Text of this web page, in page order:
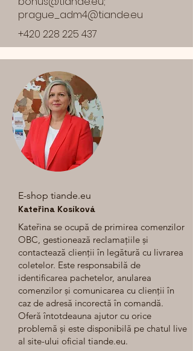
prague_adm4@tiande.eu
+420 228 225 437
E-shop tiande.eu
Kateřina Kosíková
Kateřina se ocupă de primirea comenzilor
OBC, gestionează reclamațiile și
contactează clienții în legătură cu livrarea
coletelor. Este responsabilă de
identificarea pachetelor, anularea
comenzilor și comunicarea cu clienții în
caz de adresă incorectă în comandă.
Oferă întotdeauna ajutor cu orice
problemă și este disponibilă pe chatul live
al site-ului oficial tiande.eu.